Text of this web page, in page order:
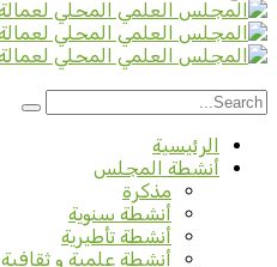
الرئيسية
أنشطة المجلس
مذكرة
أنشطة سنوية
أنشطة تأطيرية
أنشطة علمية و ثقافية